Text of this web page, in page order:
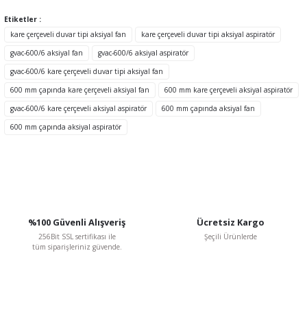
Ürün fiyatı diğer sitelerden daha pahalı.
Bu ürüne benzer farklı alternatifler olmalı.
Etiketler :
kare çerçeveli duvar tipi aksiyal fan
kare çerçeveli duvar tipi aksiyal aspiratör
gvac-600/6 aksiyal fan
gvac-600/6 aksiyal aspiratör
gvac-600/6 kare çerçeveli duvar tipi aksiyal fan
600 mm çapında kare çerçeveli aksiyal fan
600 mm kare çerçeveli aksiyal aspiratör
gvac-600/6 kare çerçeveli aksiyal aspiratör
600 mm çapında aksiyal fan
600 mm çapında aksiyal aspiratör
%100 Güvenli Alışveriş
256Bit SSL sertifikası ile
tüm siparişleriniz güvende.
Ücretsiz Kargo
Şeçili Ürünlerde